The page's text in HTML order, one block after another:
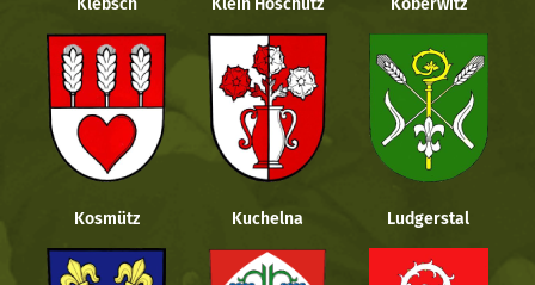
Klebsch Klein Hoschütz Köberwitz
Kosmütz Kuchelna Ludgerstal